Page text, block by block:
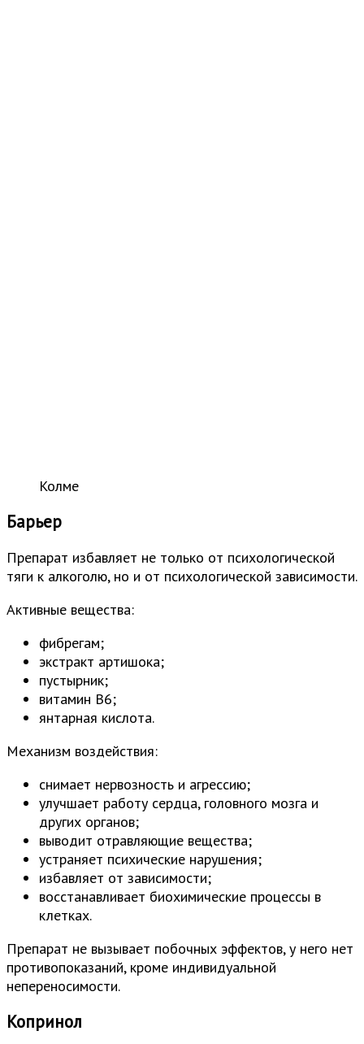
Колме
Барьер
Препарат избавляет не только от психологической
тяги к алкоголю, но и от психологической зависимости.
Активные вещества:
фибрегам;
экстракт артишока;
пустырник;
витамин В6;
янтарная кислота.
Механизм воздействия:
снимает нервозность и агрессию;
улучшает работу сердца, головного мозга и
других органов;
выводит отравляющие вещества;
устраняет психические нарушения;
избавляет от зависимости;
восстанавливает биохимические процессы в
клетках.
Препарат не вызывает побочных эффектов, у него нет
противопоказаний, кроме индивидуальной
непереносимости.
Копринол